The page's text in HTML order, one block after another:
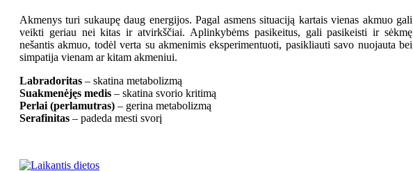
Akmenys turi sukaupę daug energijos. Pagal asmens situaciją kartais vienas akmuo gali
veikti geriau nei kitas ir atvirkščiai. Aplinkybėms pasikeitus, gali pasikeisti ir sėkmę
nešantis akmuo, todėl verta su akmenimis eksperimentuoti, pasikliauti savo nuojauta bei
simpatija vienam ar kitam akmeniui.
Labradoritas – skatina metabolizmą
Suakmenėjęs medis – skatina svorio kritimą
Perlai (perlamutras) – gerina metabolizmą
Serafinitas – padeda mesti svorį